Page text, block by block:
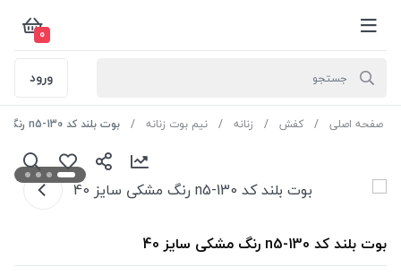
0
ورود
صفحه اصلی کفش زنانه نیم بوت زنانه بوت بلند کد n5-130 رنگ مشکی سایز 40
بوت بلند کد n5-130 رنگ مشکی سایز 40